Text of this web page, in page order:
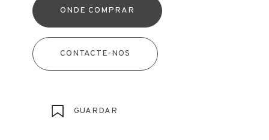
ONDE COMPRAR
CONTACTE-NOS
GUARDAR